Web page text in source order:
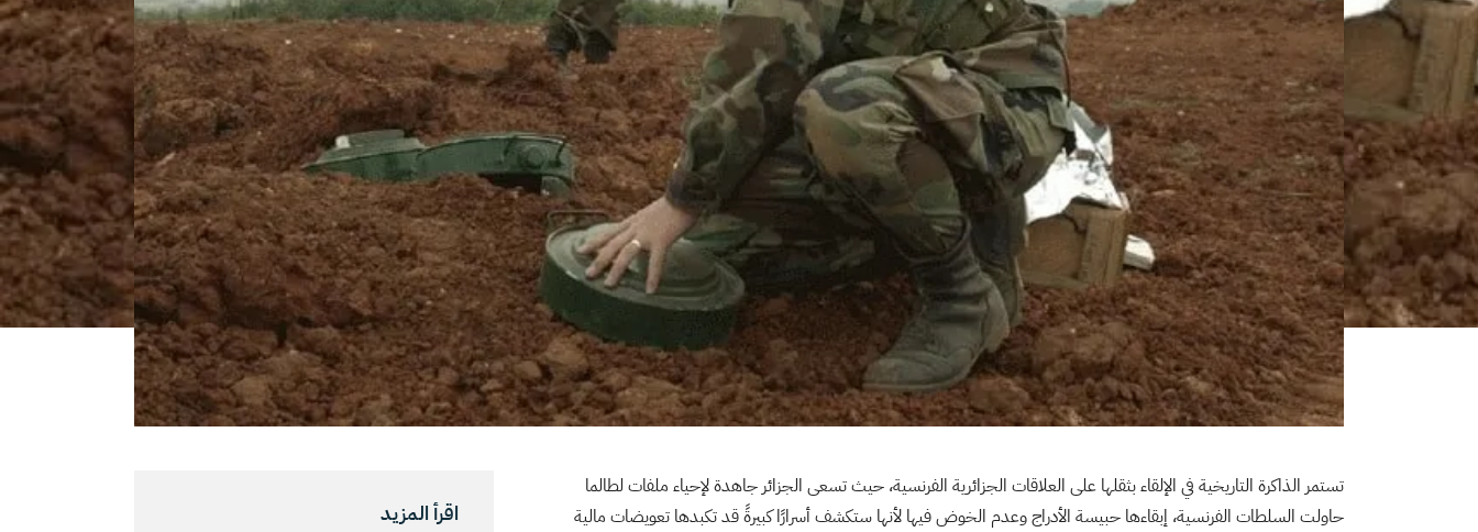
تستمر الذاكرة التاريخية في الإلقاء بثقلها على العلاقات الجزائرية الفرنسية، حيث تسعى الجزائر جاهدة لإحياء ملفات لطالما
حاولت السلطات الفرنسية، إبقاءها حبيسة الأدراج وعدم الخوض فيها لأنها ستكشف أسرارًا كبيرةً قد تكبدها تعويضات مالية
اقرأ المزيد